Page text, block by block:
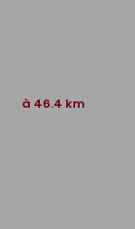
à 46.4 km